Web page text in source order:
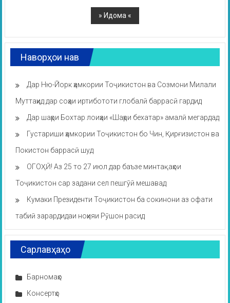
Наворҳои нав
Дар Ню-Йорк ҳамкории Тоҷикистон ва Созмони Милали
Муттаҳид дар соҳаи иртибототи глобалӣ баррасӣ гардид
Дар шаҳри Бохтар лоиҳаи «Шаҳри бехатар» амалӣ мегардад
Густариши ҳамкории Тоҷикистон бо Чин, Қирғизистон ва
Покистон баррасӣ шуд
ОГОҲӢ! Аз 25 то 27 июл дар баъзе минтақаҳои
Тоҷикистон сар задани сел пешгӯӣ мешавад
Кумаки Президенти Тоҷикистон ба сокинони аз офати
табиӣ зарардидаи ноҳияи Рӯшон расид
Сарлавҳаҳо
Барномаҳо
Консертҳо